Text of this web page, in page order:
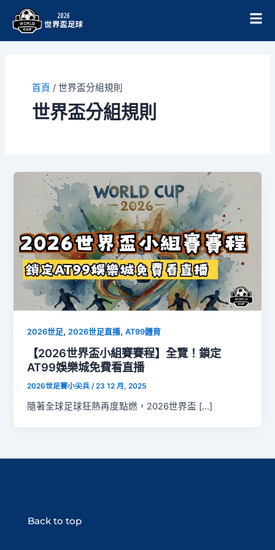
首頁 / 世界盃分組規則
世界盃分組規則
2026世足,2026世足直播,AT99體育
【2026世界盃小組賽賽程】全覽！鎖定
AT99娛樂城免費看直播
2026世足賽小尖兵/23 12 月, 2025
隨著全球足球狂熱再度點燃，2026世界盃 […]
Back to top